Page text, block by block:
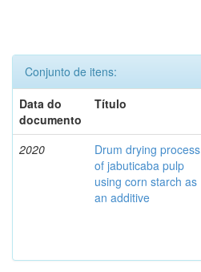
Conjunto de itens:
Data do
documento
Título
2020
Drum drying process
of jabuticaba pulp
using corn starch as
an additive